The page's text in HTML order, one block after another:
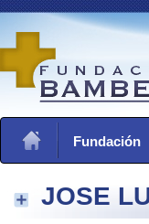
Fundación
JOSE